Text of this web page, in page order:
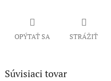
OPÝTAŤ SA STRÁŽIŤ
Súvisiaci tovar